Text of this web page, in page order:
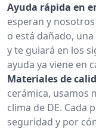
Ayuda rápida en
esperan y
o está dañado,
y te guiará en los
ayuda ya viene en
Materiales de
cerámica, usamos
clima de DE. Cada
seguridad y por